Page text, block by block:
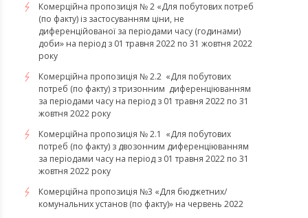
Комерційна пропозиція № 2 «Для побутових потреб
(по факту) із застосуванням ціни, не
диференційованої за періодами часу (годинами)
доби» на період з 01 травня 2022 по 31 жовтня 2022
року
Комерційна пропозиція № 2.2 «Для побутових
потреб (по факту) з тризонним диференціюванням
за періодами часу на період з 01 травня 2022 по 31
жовтня 2022 року
Комерційна пропозиція № 2.1 «Для побутових
потреб (по факту) з двозонним диференціюванням
за періодами часу на період з 01 травня 2022 по 31
жовтня 2022 року
Комерційна пропозиція №3 «Для бюджетних/
комунальних установ (по факту)» на червень 2022